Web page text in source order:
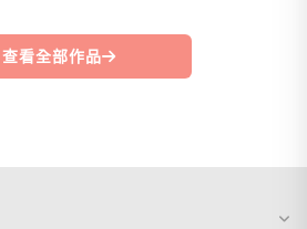
查看全部作品